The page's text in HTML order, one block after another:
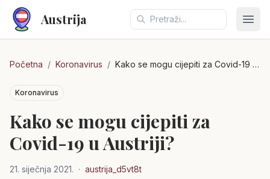
Austrija
Početna / Koronavirus / Kako se mogu cijepiti za Covid-19 u Austriji?
Koronavirus
Kako se mogu cijepiti za
Covid-19 u Austriji?
21. siječnja 2021. · austrija_d5vt8t